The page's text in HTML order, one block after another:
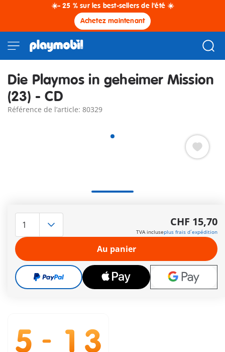
☀️- 25 % sur les best-sellers de l'été ☀️
Achetez maintenant
Die Playmos in geheimer Mission
(23) - CD
Référence de l’article: 80329
Le délai de livraison est actuellement de 3 à 6 jours
Livraison gratuite à partir de CHF 99
CHF 15,70
TVA incluse plus frais d´expédition
CHF 15,70
TVA incluseplus frais d´expédition
Au panier